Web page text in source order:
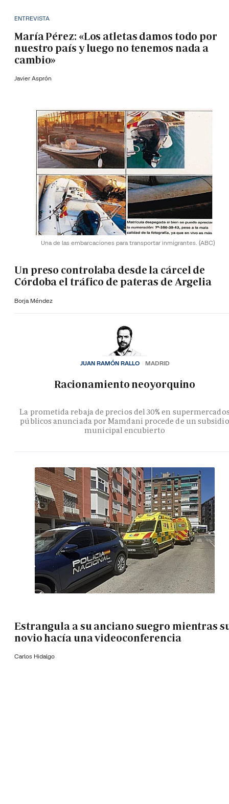
ENTREVISTA
María Pérez: «Los atletas damos todo por
nuestro país y luego no tenemos nada a
cambio»
Javier Asprón
Una de las embarcaciones para transportar inmigrantes. (ABC)
Un preso controlaba desde la cárcel de
Córdoba el tráfico de pateras de Argelia
Borja Méndez
Racionamiento neoyorquino
La prometida rebaja de precios del 30% en
públicos anunciada por Mamdani procede de un subsidio
municipal encubierto
JUAN RAMÓN RALLO MADRID
Estrangula a su anciano suegro mientras
novio hacía una videoconferencia
Carlos Hidalgo